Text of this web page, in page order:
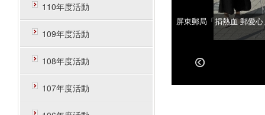
110年度活動
109年度活動
108年度活動
107年度活動
屏東郵局「捐熱血 郵愛
屏東郵局「捐熱血 郵愛